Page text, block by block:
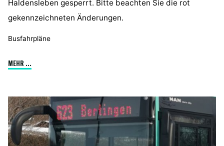
Haldensleben gesperrt. Bitte beachten Sie die rot
gekennzeichneten Änderungen.
Busfahrpläne
MEHR ...
Haldensleben
gesperrt"